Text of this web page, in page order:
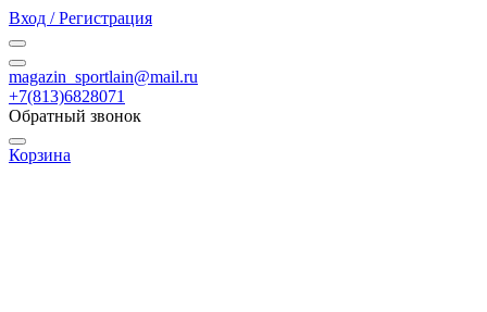
Вход / Регистрация
magazin_sportlain@mail.ru
+7(813)6828071
Обратный звонок
Корзина